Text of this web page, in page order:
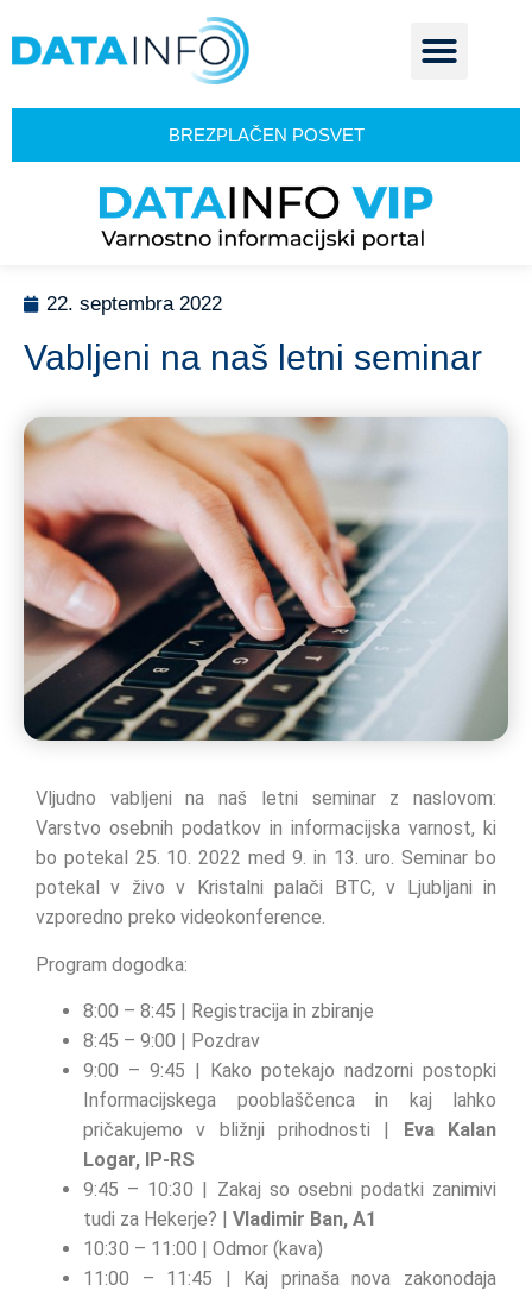
BREZPLAČEN POSVET
22. septembra 2022
Vabljeni na naš letni seminar
Vljudno vabljeni na naš letni seminar z naslovom:
Varstvo osebnih podatkov in informacijska varnost, ki
bo potekal 25. 10. 2022 med 9. in 13. uro. Seminar bo
potekal v živo v Kristalni palači BTC, v Ljubljani in
vzporedno preko videokonference.
Program dogodka:
8:00 – 8:45 | Registracija in zbiranje
8:45 – 9:00 | Pozdrav
9:00 – 9:45 | Kako potekajo nadzorni postopki
Informacijskega pooblaščenca in kaj lahko
pričakujemo v bližnji prihodnosti | Eva Kalan
Logar, IP-RS
9:45 – 10:30 | Zakaj so osebni podatki zanimivi
tudi za Hekerje? | Vladimir Ban, A1
10:30 – 11:00 | Odmor (kava)
11:00 – 11:45 | Kaj prinaša nova zakonodaja